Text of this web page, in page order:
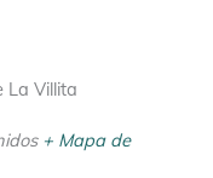
La Villita
+ Mapa de